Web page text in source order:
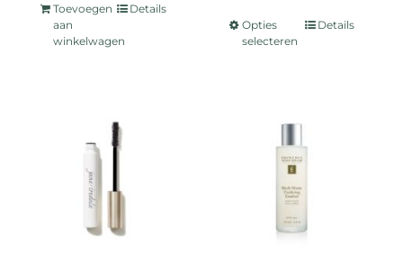
Toevoegen
aan
winkelwagen
Details
Opties
selecteren
Dit
product
optie
kan
gekozen
worden
Details